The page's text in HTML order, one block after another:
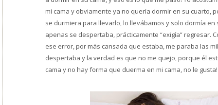
mi cama y obviamente ya no quería dormir en su cuarto,
se durmiera para llevarlo, lo llevábamos y solo dormía
apenas se despertaba, prácticamente “exigía” regresar.
ese error, por más cansada que estaba, me paraba las
despertaba y la verdad es que no me quejo, porque él
cama y no hay forma que duerma en mi cama, no le gusta!